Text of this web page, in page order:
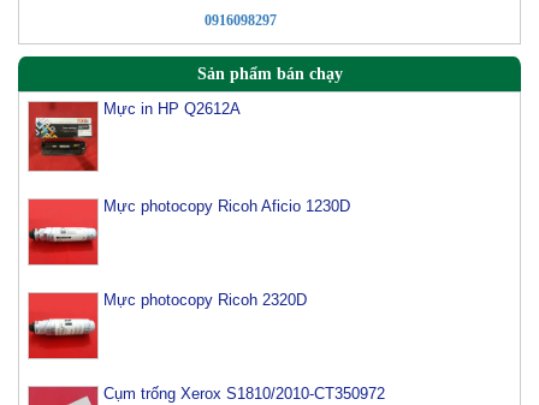
0916098297
Sản phẩm bán chạy
Mực in HP Q2612A
Mực photocopy Ricoh Aficio 1230D
Mực photocopy Ricoh 2320D
Cụm trống Xerox S1810/2010-CT350972